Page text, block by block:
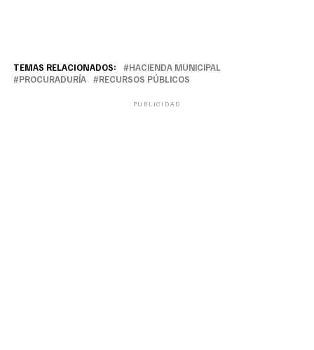
TEMAS RELACIONADOS:
HACIENDA MUNICIPAL
PROCURADURÍA
RECURSOS PÚBLICOS
PUBLICIDAD